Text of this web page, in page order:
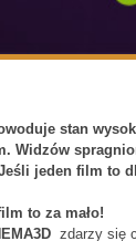
stan
Widzów
jeden film to
to za mało!
zdarzy się